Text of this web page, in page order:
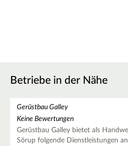
Betriebe in der Nähe
Gerüstbau Galley
Keine Bewertungen
Gerüstbau Galley bietet als
Sörup folgende Dienstleistungen